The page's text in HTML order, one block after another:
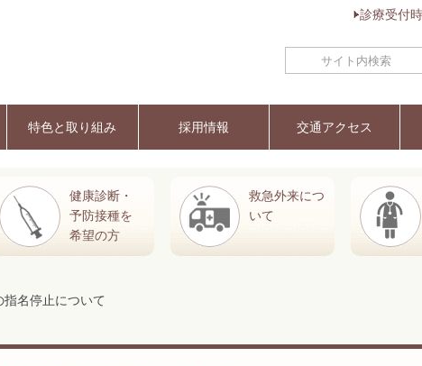
診療受付
特色と取り組み 採用情報 交通アクセス
健康診断・
予防接種を
希望の方
救急外来につ
いて
名停止について